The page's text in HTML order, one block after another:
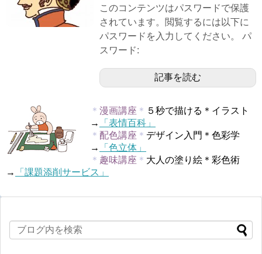
このコンテンツはパスワードで保護
されています。閲覧するには以下に
パスワードを入力してください。 パ
スワード:
記事を読む
＊ 漫画講座 ＊ ５秒で描ける＊イラスト
→
「表情百科」
＊ 配色講座 ＊ デザイン入門＊色彩学
→
「色立体」
＊ 趣味講座 ＊ 大人の塗り絵＊彩色術
→
「課題添削サービス」